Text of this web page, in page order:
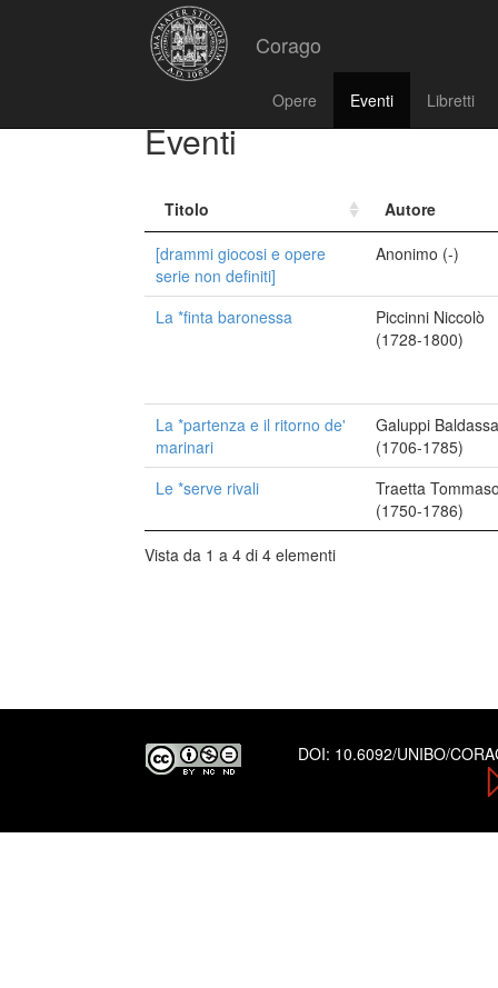
Corago
Opere Eventi Libretti
Eventi
Titolo
Autore
[drammi giocosi e opere
serie non definiti]
Anonimo (-)
La *finta baronessa
Piccinni Niccolò
(1728-1800)
La *partenza e il ritorno de'
marinari
Galuppi
(1706-1785)
Le *serve rivali
Traetta
(1750-1786)
Vista da 1 a 4 di 4 elementi
DOI: 10.6092/UNIBO/